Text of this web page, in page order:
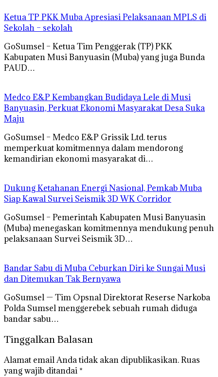
Ketua TP PKK Muba Apresiasi Pelaksanaan MPLS di
Sekolah – sekolah
GoSumsel – Ketua Tim Penggerak (TP) PKK
Kabupaten Musi Banyuasin (Muba) yang juga Bunda
PAUD…
Medco E&P Kembangkan Budidaya Lele di Musi
Banyuasin, Perkuat Ekonomi Masyarakat Desa Suka
Maju
GoSumsel – Medco E&P Grissik Ltd. terus
memperkuat komitmennya dalam mendorong
kemandirian ekonomi masyarakat di…
Dukung Ketahanan Energi Nasional, Pemkab Muba
Siap Kawal Survei Seismik 3D WK Corridor
GoSumsel – Pemerintah Kabupaten Musi Banyuasin
(Muba) menegaskan komitmennya mendukung penuh
pelaksanaan Survei Seismik 3D…
Bandar Sabu di Muba Ceburkan Diri ke Sungai Musi
dan Ditemukan Tak Bernyawa
GoSumsel — Tim Opsnal Direktorat Reserse Narkoba
Polda Sumsel menggerebek sebuah rumah diduga
bandar sabu…
Tinggalkan Balasan
Alamat email Anda tidak akan dipublikasikan.Ruas
yang wajib ditandai *